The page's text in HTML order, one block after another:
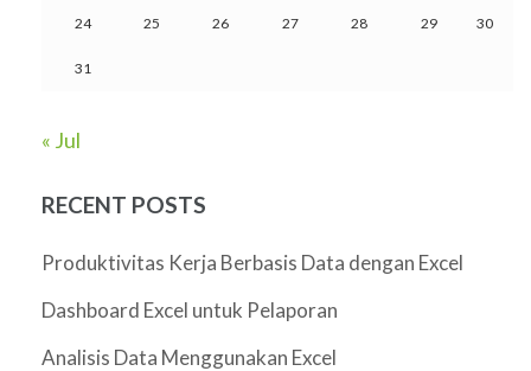
24 25 26 27 28 29 30
31
« Jul
RECENT POSTS
Produktivitas Kerja Berbasis Data dengan Excel
Dashboard Excel untuk Pelaporan
Analisis Data Menggunakan Excel